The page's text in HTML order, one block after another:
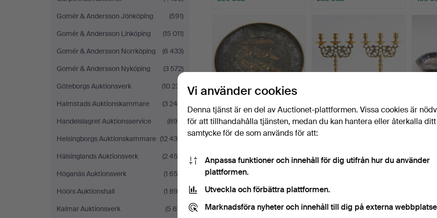
Gomér & Andersson Jönköping
(591)
Gomér & Andersson Linköping
(15 011)
Gomér & Andersson Norrköping
(6 433)
Gomér & Andersson Nyköping
(3 572)
Göteborgs Auktionsverk
(10 231)
Halmstads Auktionskammare
(3 240)
Handelslagret Auktionsservice
(894)
Helsingborgs Auktionskammare (12 434)
Hälsinglands Auktionsverk
(2 452)
Höganäs Auktionsverk
(1 653)
Höörs Auktionshall
(1 892)
Kalmar Auktionsverk
(5 611)
Bronsfat "Svanerne fra
Norden" av Hans Har…
Klubbades 16 apr 2026
47 USD
KANDELABRAR, ett par,
Klubbades 12 apr 2026
78 USD 464
Vi använder cookies
Denna tjänst är en del av Auctionet-plattformen. Vissa cookies är
för att tillhandahålla tjänsten, medan du kan hantera eller återkalla ditt
samtycke för de som används för att:
Anpassa funktioner och innehåll för dig utifrån hur du använder
plattformen.
Utveckla och förbättra plattformen.
Marknadsföra nyheter och innehåll till dig på externa